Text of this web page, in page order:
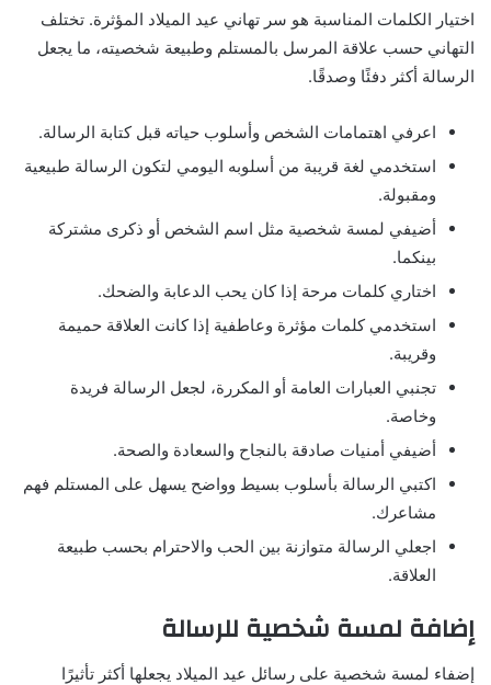
اختيار الكلمات المناسبة هو سر تهاني عيد الميلاد المؤثرة. تختلف
التهاني حسب علاقة المرسل بالمستلم وطبيعة شخصيته، ما يجعل
الرسالة أكثر دفئًا وصدقًا.
اعرفي اهتمامات الشخص وأسلوب حياته قبل كتابة الرسالة.
استخدمي لغة قريبة من أسلوبه اليومي لتكون الرسالة طبيعية
ومقبولة.
أضيفي لمسة شخصية مثل اسم الشخص أو ذكرى مشتركة
بينكما.
اختاري كلمات مرحة إذا كان يحب الدعابة والضحك.
استخدمي كلمات مؤثرة وعاطفية إذا كانت العلاقة حميمة
وقريبة.
تجنبي العبارات العامة أو المكررة، لجعل الرسالة فريدة
وخاصة.
أضيفي أمنيات صادقة بالنجاح والسعادة والصحة.
اكتبي الرسالة بأسلوب بسيط وواضح يسهل على المستلم فهم
مشاعرك.
اجعلي الرسالة متوازنة بين الحب والاحترام بحسب طبيعة
العلاقة.
إضافة لمسة شخصية للرسالة
إضفاء لمسة شخصية على رسائل عيد الميلاد يجعلها أكثر تأثيرًا